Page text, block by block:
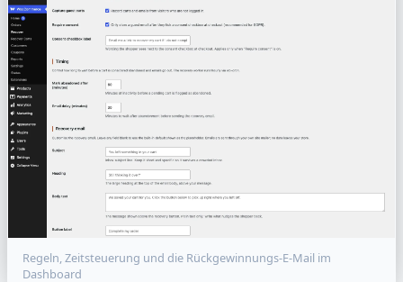
Regeln, Zeitsteuerung und die Rückgewinnungs-E-Mail im
Dashboard